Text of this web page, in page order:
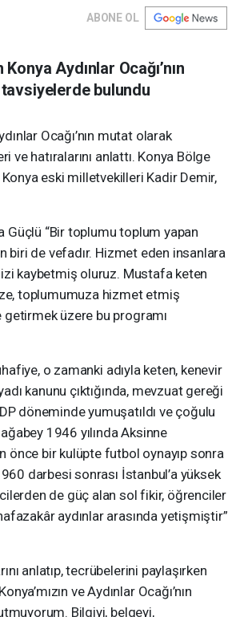
ABONE OL
Aydınlar Ocağı’nın
tavsiyelerde bulundu
Ocağı’nın mutat olarak
hatıralarını anlattı. Konya Bölge
eski milletvekilleri Kadir Demir,
Güçlü “Bir toplumu toplum yapan
biri de vefadır. Hizmet eden insanlara
kaybetmiş oluruz. Mustafa keten
toplumumuza hizmet etmiş
üzere bu programı
o zamanki adıyla keten, kenevir
kanunu çıktığında, mevzuat gereği
döneminde yumuşatıldı ve çoğulu
1946 yılında Aksinne
önce bir kulüpte futbol oynayıp sonra
darbesi sonrası İstanbul’a yüksek
de güç alan sol fikir, öğrenciler
aydınlar arasında yetişmiştir”
anlatıp, tecrübelerini paylaşırken
ve Aydınlar Ocağı’nın
Bilgiyi, belgeyi,